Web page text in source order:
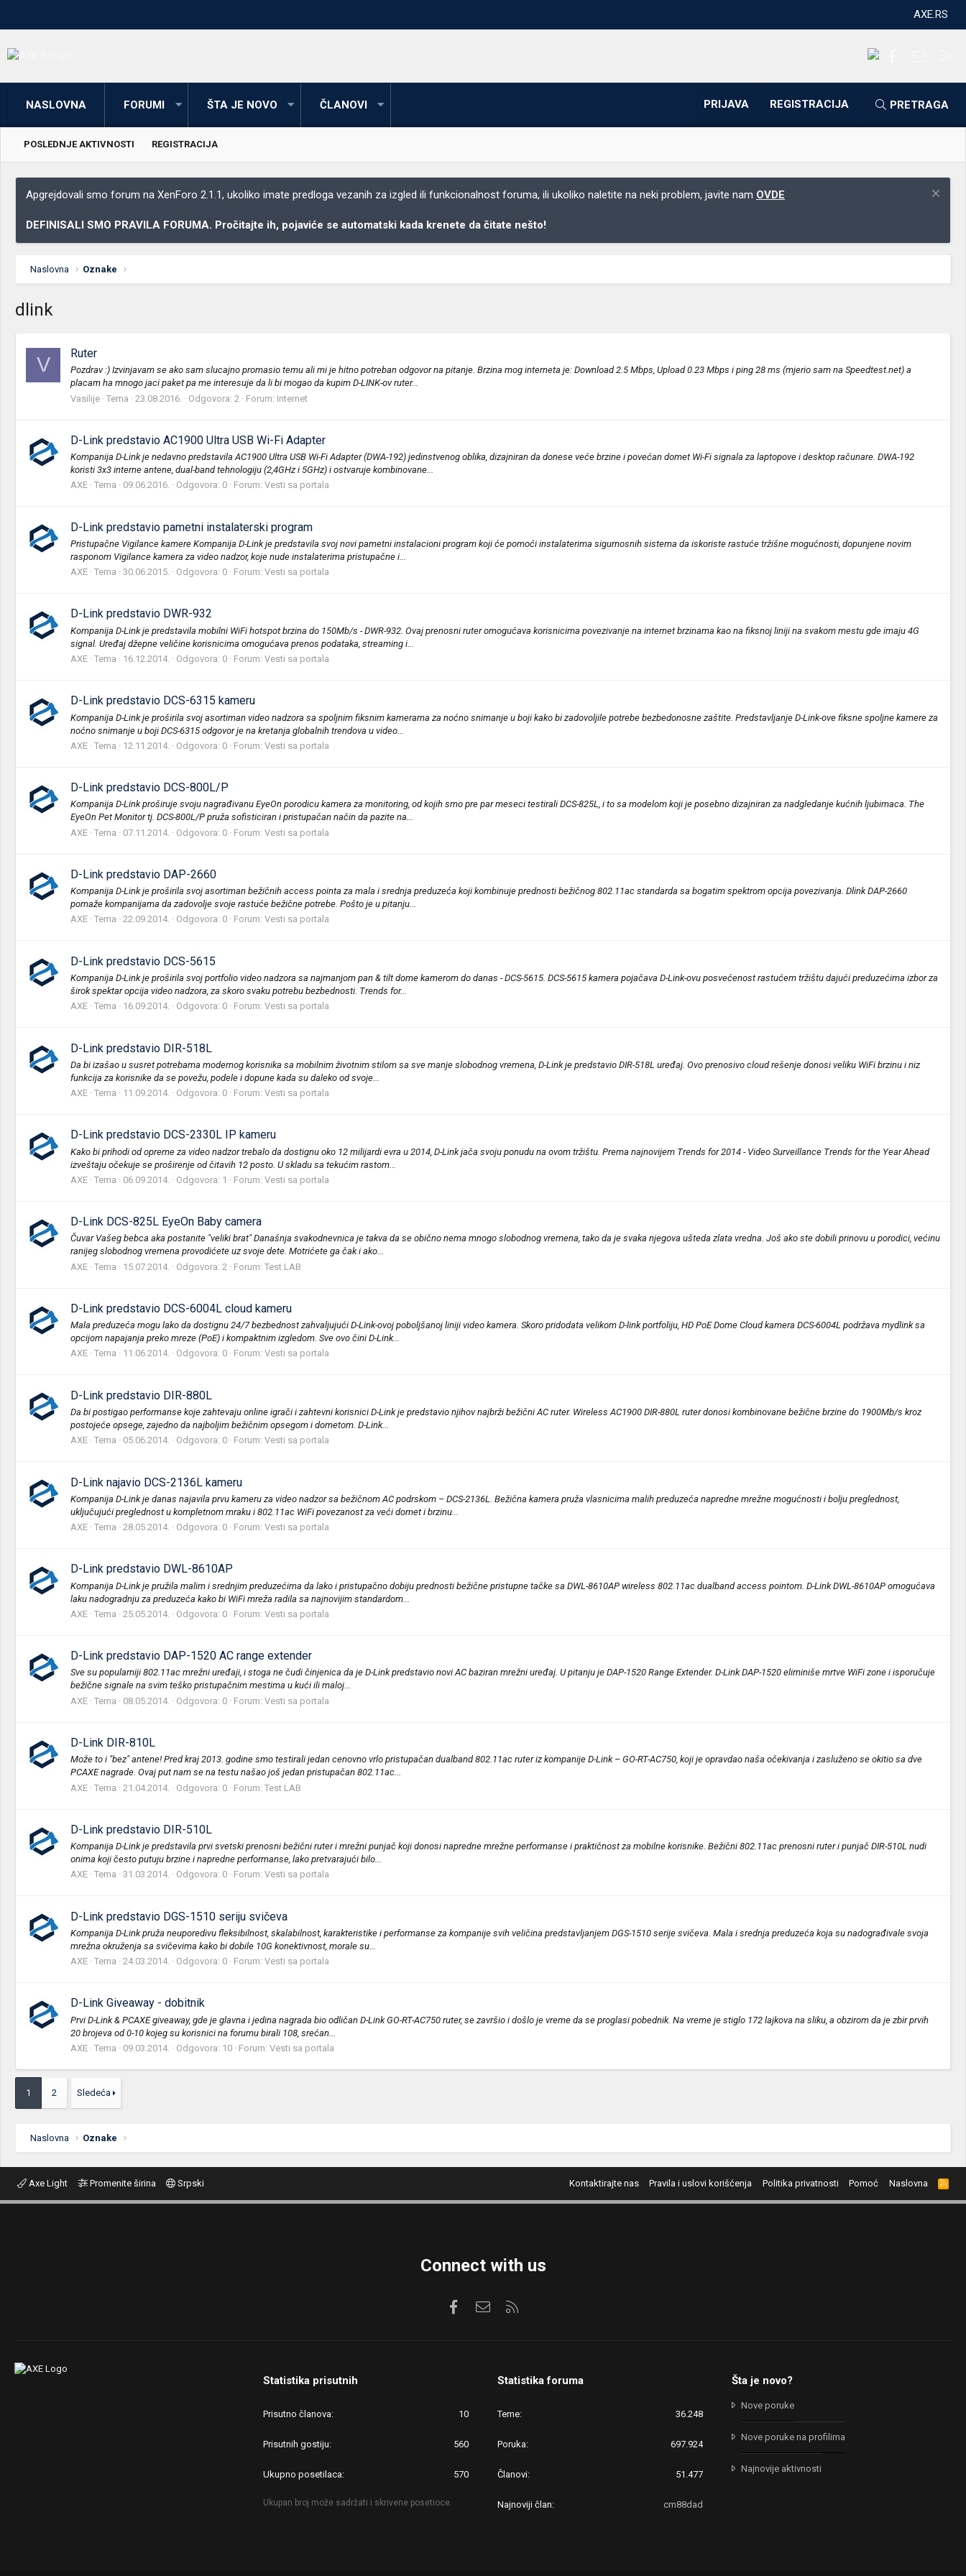
AXE.RS
NASLOVNA FORUMI ŠTA JE NOVO ČLANOVI PRIJAVA REGISTRACIJA PRETRAGA
POSLEDNJE AKTIVNOSTI REGISTRACIJA
Apgrejdovali smo forum na XenForo 2.1.1, ukoliko imate predloga vezanih za izgled ili funkcionalnost foruma, ili ukoliko naletite na neki problem, javite nam OVDE
DEFINISALI SMO PRAVILA FORUMA. Pročitajte ih, pojaviće se automatski kada krenete da čitate nešto!
Naslovna Oznake
dlink
V Ruter
Pozdrav :) Izvinjavam se ako sam slucajno promasio temu ali mi je hitno potreban odgovor na pitanje. Brzina mog interneta je: Download 2.5 Mbps, Upload 0.23 Mbps i ping 28 ms (mjerio sam na Speedtest.net) a
placam ha mnogo jaci paket pa me interesuje da li bi mogao da kupim D-LINK-ov ruter...
Vasilije Tema 23.08.2016. Odgovora: 2 Forum: Internet
D-Link predstavio AC1900 Ultra USB Wi-Fi Adapter
Kompanija D-Link je nedavno predstavila AC1900 Ultra USB Wi-Fi Adapter (DWA-192) jedinstvenog oblika, dizajniran da donese veće brzine i povećan domet Wi-Fi signala za laptopove i desktop računare. DWA-192
koristi 3x3 interne antene, dual-band tehnologiju (2,4GHz i 5GHz) i ostvaruje kombinovane...
AXE Tema 09.06.2016. Odgovora: 0 Forum: Vesti sa portala
D-Link predstavio pametni instalaterski program
Pristupačne Vigilance kamere Kompanija D-Link je predstavila svoj novi pametni instalacioni program koji će pomoći instalaterima sigurnosnih sistema da iskoriste rastuće tržišne mogućnosti, dopunjene novim
rasponom Vigilance kamera za video nadzor, koje nude instalaterima pristupačne i...
AXE Tema 30.06.2015. Odgovora: 0 Forum: Vesti sa portala
D-Link predstavio DWR-932
Kompanija D-Link je predstavila mobilni WiFi hotspot brzina do 150Mb/s - DWR-932. Ovaj prenosni ruter omogućava korisnicima povezivanje na internet brzinama kao na fiksnoj liniji na svakom mestu gde imaju 4G
signal. Uređaj džepne veličine korisnicima omogućava prenos podataka, streaming i...
AXE Tema 16.12.2014. Odgovora: 0 Forum: Vesti sa portala
D-Link predstavio DCS-6315 kameru
Kompanija D-Link je proširila svoj asortiman video nadzora sa spoljnim fiksnim kamerama za noćno snimanje u boji kako bi zadovoljile potrebe bezbedonosne zaštite. Predstavljanje D-Link-ove fiksne spoljne kamere za
noćno snimanje u boji DCS-6315 odgovor je na kretanja globalnih trendova u video...
AXE Tema 12.11.2014. Odgovora: 0 Forum: Vesti sa portala
D-Link predstavio DCS-800L/P
Kompanija D-Link proširuje svoju nagrađivanu EyeOn porodicu kamera za monitoring, od kojih smo pre par meseci testirali DCS-825L, i to sa modelom koji je posebno dizajniran za nadgledanje kućnih ljubimaca. The
EyeOn Pet Monitor tj. DCS-800L/P pruža sofisticiran i pristupačan način da pazite na...
AXE Tema 07.11.2014. Odgovora: 0 Forum: Vesti sa portala
D-Link predstavio DAP-2660
Kompanija D-Link je proširila svoj asortiman bežičnih access pointa za mala i srednja preduzeća koji kombinuje prednosti bežičnog 802.11ac standarda sa bogatim spektrom opcija povezivanja. Dlink DAP-2660
pomaže kompanijama da zadovolje svoje rastuće bežične potrebe. Pošto je u pitanju...
AXE Tema 22.09.2014. Odgovora: 0 Forum: Vesti sa portala
D-Link predstavio DCS-5615
Kompanija D-Link je proširila svoj portfolio video nadzora sa najmanjom pan & tilt dome kamerom do danas - DCS-5615. DCS-5615 kamera pojačava D-Link-ovu posvećenost rastućem tržištu dajući preduzećima izbor za
širok spektar opcija video nadzora, za skoro svaku potrebu bezbednosti. Trends for...
AXE Tema 16.09.2014. Odgovora: 0 Forum: Vesti sa portala
D-Link predstavio DIR-518L
Da bi izašao u susret potrebama modernog korisnika sa mobilnim životnim stilom sa sve manje slobodnog vremena, D-Link je predstavio DIR-518L uređaj. Ovo prenosivo cloud rešenje donosi veliku WiFi brzinu i niz
funkcija za korisnike da se povežu, podele i dopune kada su daleko od svoje...
AXE Tema 11.09.2014. Odgovora: 0 Forum: Vesti sa portala
D-Link predstavio DCS-2330L IP kameru
Kako bi prihodi od opreme za video nadzor trebalo da dostignu oko 12 milijardi evra u 2014, D-Link jača svoju ponudu na ovom tržištu. Prema najnovijem Trends for 2014 - Video Surveillance Trends for the Year Ahead
izveštaju očekuje se proširenje od čitavih 12 posto. U skladu sa tekućim rastom...
AXE Tema 06.09.2014. Odgovora: 1 Forum: Vesti sa portala
D-Link DCS-825L EyeOn Baby camera
Čuvar Vašeg bebca aka postanite "veliki brat" Današnja svakodnevnica je takva da se obično nema mnogo slobodnog vremena, tako da je svaka njegova ušteda zlata vredna. Još ako ste dobili prinovu u porodici, većinu
ranijeg slobodnog vremena provodićete uz svoje dete. Motrićete ga čak i ako...
AXE Tema 15.07.2014. Odgovora: 2 Forum: Test LAB
D-Link predstavio DCS-6004L cloud kameru
Mala preduzeća mogu lako da dostignu 24/7 bezbednost zahvaljujući D-Link-ovoj poboljšanoj liniji video kamera. Skoro pridodata velikom D-link portfoliju, HD PoE Dome Cloud kamera DCS-6004L podržava mydlink sa
opcijom napajanja preko mreze (PoE) i kompaktnim izgledom. Sve ovo čini D-Link...
AXE Tema 11.06.2014. Odgovora: 0 Forum: Vesti sa portala
D-Link predstavio DIR-880L
Da bi postigao performanse koje zahtevaju online igrači i zahtevni korisnici D-Link je predstavio njihov najbrži bežični AC ruter. Wireless AC1900 DIR-880L ruter donosi kombinovane bežične brzine do 1900Mb/s kroz
postojeće opsege, zajedno da najboljim bežičnim opsegom i dometom. D-Link...
AXE Tema 05.06.2014. Odgovora: 0 Forum: Vesti sa portala
D-Link najavio DCS-2136L kameru
Kompanija D-Link je danas najavila prvu kameru za video nadzor sa bežičnom AC podrskom – DCS-2136L. Bežična kamera pruža vlasnicima malih preduzeća napredne mrežne mogućnosti i bolju preglednost,
uključujući preglednost u kompletnom mraku i 802.11ac WiFi povezanost za veći domet i brzinu...
AXE Tema 28.05.2014. Odgovora: 0 Forum: Vesti sa portala
D-Link predstavio DWL-8610AP
Kompanija D-Link je pružila malim i srednjim preduzećima da lako i pristupačno dobiju prednosti bežične pristupne tačke sa DWL-8610AP wireless 802.11ac dualband access pointom. D-Link DWL-8610AP omogućava
laku nadogradnju za preduzeća kako bi WiFi mreža radila sa najnovijim standardom...
AXE Tema 25.05.2014. Odgovora: 0 Forum: Vesti sa portala
D-Link predstavio DAP-1520 AC range extender
Sve su popularniji 802.11ac mrežni uređaji, i stoga ne čudi činjenica da je D-Link predstavio novi AC baziran mrežni uređaj. U pitanju je DAP-1520 Range Extender. D-Link DAP-1520 eliminiše mrtve WiFi zone i isporučuje
bežične signale na svim teško pristupačnim mestima u kući ili maloj...
AXE Tema 08.05.2014. Odgovora: 0 Forum: Vesti sa portala
D-Link DIR-810L
Može to i "bez" antene! Pred kraj 2013. godine smo testirali jedan cenovno vrlo pristupačan dualband 802.11ac ruter iz kompanije D-Link – GO-RT-AC750, koji je opravdao naša očekivanja i zasluženo se okitio sa dve
PCAXE nagrade. Ovaj put nam se na testu našao još jedan pristupačan 802.11ac...
AXE Tema 21.04.2014. Odgovora: 0 Forum: Test LAB
D-Link predstavio DIR-510L
Kompanija D-Link je predstavila prvi svetski prenosni bežični ruter i mrežni punjač koji donosi napredne mrežne performanse i praktičnost za mobilne korisnike. Bežični 802.11ac prenosni ruter i punjač DIR-510L nudi
onima koji često putuju brzine i napredne performanse, lako pretvarajući bilo...
AXE Tema 31.03.2014. Odgovora: 0 Forum: Vesti sa portala
D-Link predstavio DGS-1510 seriju svičeva
Kompanija D-Link pruža neuporedivu fleksibilnost, skalabilnost, karakteristike i performanse za kompanije svih veličina predstavljanjem DGS-1510 serije svičeva. Mala i srednja preduzeća koja su nadograđivale svoja
mrežna okruženja sa svičevima kako bi dobile 10G konektivnost, morale su...
AXE Tema 24.03.2014. Odgovora: 0 Forum: Vesti sa portala
D-Link Giveaway - dobitnik
Prvi D-Link & PCAXE giveaway, gde je glavna i jedina nagrada bio odličan D-Link GO-RT-AC750 ruter, se završio i došlo je vreme da se proglasi pobednik. Na vreme je stiglo 172 lajkova na sliku, a obzirom da je zbir prvih
20 brojeva od 0-10 kojeg su korisnici na forumu birali 108, srećan...
AXE Tema 09.03.2014. Odgovora: 10 Forum: Vesti sa portala
1 2 Sledeća
Naslovna Oznake
Axe Light Promenite širina Srpski Kontaktirajte nas Pravila i uslovi korišćenja Politika privatnosti Pomoć Naslovna
R
S
S
Connect with us
FacebookKontaktirajte nas
Statistika prisutnih
Prisutno članova 10
Prisutnih gostiju 560
Ukupno posetilaca 570
Ukupan broj može sadržati i skrivene posetioce.
Statistika foruma
Teme 36.248
Poruka 697.924
Članovi 51.477
Najnoviji član cm88dad
Šta je novo?
Nove poruke
Nove poruke na profilima
Najnovije aktivnosti